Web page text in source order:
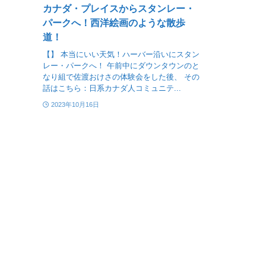
カナダ・プレイスからスタンレー・
パークへ！西洋絵画のような散歩
道！
【】 本当にいい天気！ハーバー沿いにスタン
レー・パークへ！ 午前中にダウンタウンのと
なり組で佐渡おけさの体験会をした後、 その
話はこちら：日系カナダ人コミュニテ...
2023年10月16日